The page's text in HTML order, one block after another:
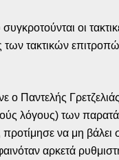
οι
τακτικών
ο Παντελής
λόγους) των
να μη βάλει
αρκετά